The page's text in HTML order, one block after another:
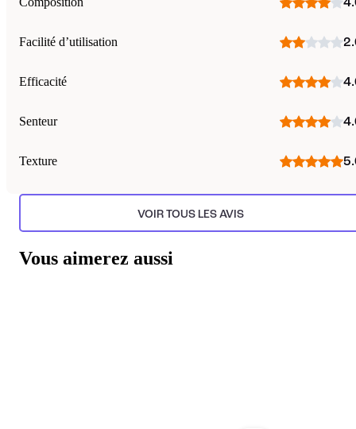
Facilité d’utilisation
Efficacité
Senteur
Texture
VOIR TOUS LES AVIS
Vous aimerez aussi